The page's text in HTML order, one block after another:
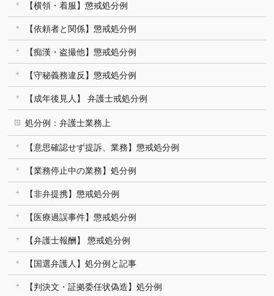
【横領・着服】懲戒処分例
【依頼者と関係】懲戒処分例
【痴漢・盗撮他】懲戒処分例
【守秘義務違反】懲戒処分例
【成年後見人】 弁護士戒処分例
処分例：弁護士業務上
【意思確認せず提訴、業務】懲戒処分例
【業務停止中の業務】処分例
【非弁提携】懲戒処分例
【医療過誤事件】懲戒処分例
【弁護士報酬】 懲戒処分例
【国選弁護人】処分例と記事
【判決文・証拠委任状偽造】処分例